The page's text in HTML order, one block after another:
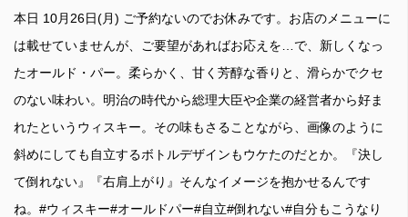
本日 10月26日(月) ご予約ないのでお休みです。お店のメニューに
は載せていませんが、ご要望があればお応えを…で、新しくなっ
たオールド・パー。柔らかく、甘く芳醇な香りと、滑らかでクセ
のない味わい。明治の時代から総理大臣や企業の経営者から好ま
れたというウィスキー。その味もさることながら、画像のように
斜めにしても自立するボトルデザインもウケたのだとか。『決し
て倒れない』『右肩上がり』そんなイメージを抱かせるんです
ね。#ウィスキー#オールドパー#自立#倒れない#自分もこうなり